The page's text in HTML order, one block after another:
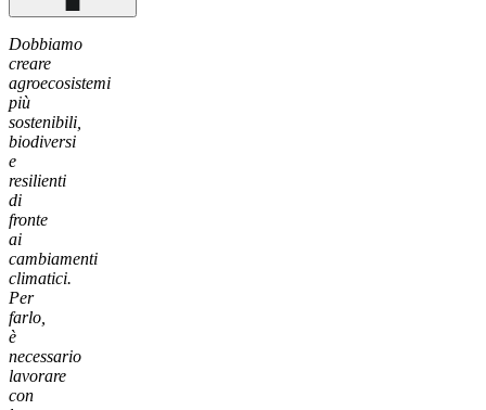
Dobbiamo
creare
agroecosistemi
più
sostenibili,
biodiversi
e
resilienti
di
fronte
ai
cambiamenti
climatici.
Per
farlo,
è
necessario
lavorare
con